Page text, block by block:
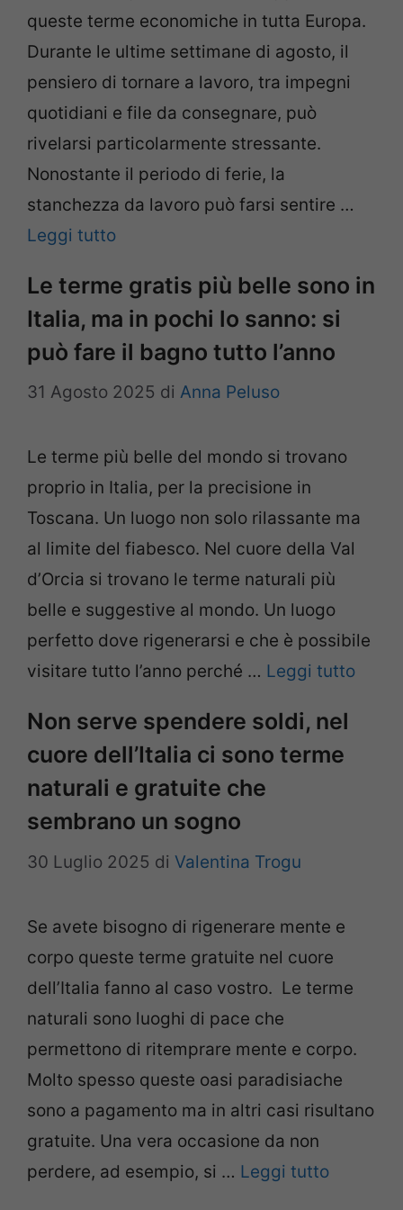
queste terme economiche in tutta Europa.
Durante le ultime settimane di agosto, il
pensiero di tornare a lavoro, tra impegni
quotidiani e file da consegnare, può
rivelarsi particolarmente stressante.
Nonostante il periodo di ferie, la
stanchezza da lavoro può farsi sentire …
Leggi tutto
Le terme gratis più belle sono in
Italia, ma in pochi lo sanno: si
può fare il bagno tutto l’anno
31 Agosto 2025 di Anna Peluso
Le terme più belle del mondo si trovano
proprio in Italia, per la precisione in
Toscana. Un luogo non solo rilassante ma
al limite del fiabesco. Nel cuore della Val
d’Orcia si trovano le terme naturali più
belle e suggestive al mondo. Un luogo
perfetto dove rigenerarsi e che è possibile
visitare tutto l’anno perché … Leggi tutto
Non serve spendere soldi, nel
cuore dell’Italia ci sono terme
naturali e gratuite che
sembrano un sogno
30 Luglio 2025 di Valentina Trogu
Se avete bisogno di rigenerare mente e
corpo queste terme gratuite nel cuore
dell’Italia fanno al caso vostro. Le terme
naturali sono luoghi di pace che
permettono di ritemprare mente e corpo.
Molto spesso queste oasi paradisiache
sono a pagamento ma in altri casi risultano
gratuite. Una vera occasione da non
perdere, ad esempio, si … Leggi tutto